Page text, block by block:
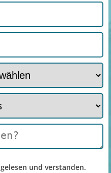
gelesen und verstanden.